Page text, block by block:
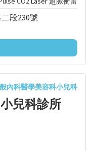
段230號
內科醫學美容科小兒科
兒科診所